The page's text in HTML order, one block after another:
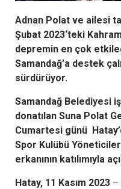
Adnan Polat ve ailesi
Şubat 2023‘teki
depremin en çok
Samandağ’a destek
sürdürüyor.
Samandağ Belediyesi
donatılan Suna Polat
Cumartesi günü
Spor Kulübü
erkanının katılımıyla
Hatay, 11 Kasım 2023 –